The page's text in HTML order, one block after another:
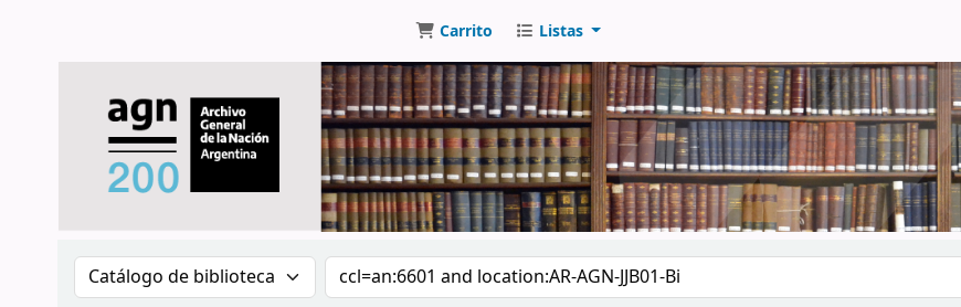
Carrito Listas
Buscar en el catálogo por: Buscar en el catálogo